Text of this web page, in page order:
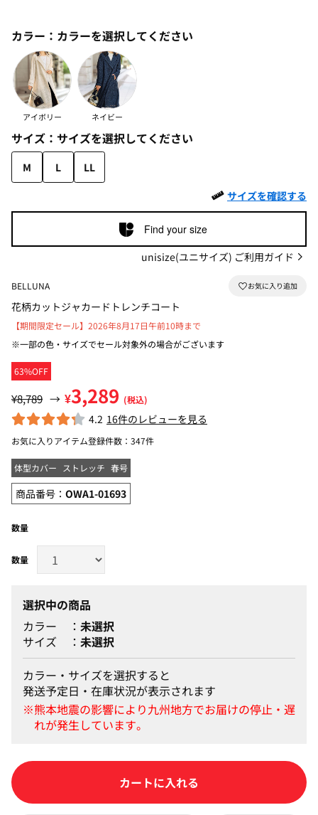
カラー： カラーを選択してください
アイボリー ネイビー
サイズ： サイズを選択してください
M L
LL
サイズを確認する
Find your size
unisize(ユニサイズ) ご利用ガイド
BELLUNA
花柄カットジャカードトレンチコート
63%OFF
【期間限定セール】2026年8月17日午前10時まで
※一部の色・サイズでセール対象外の場合がございます
¥8,789 → ¥3,289 (税込)
4.2 16件のレビューを見る
お気に入りアイテム登録件数： 347件
体型カバー ストレッチ 春号
商品番号： OWA1-01693
数量
選択中の商品
カラー
未選択
サイズ
未選択
カラー・サイズを選択すると
発送予定日・在庫状況が表示されます
カートに入れる